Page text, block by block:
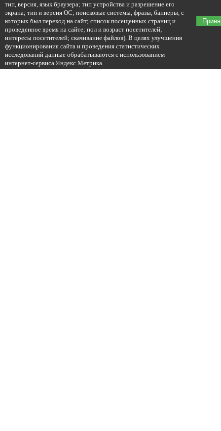
тип, версия, язык браузера; тип устройства и разрешение его
экрана; тип и версия ОС; поисковые системы, фразы, баннеры, с
которых был переход на сайт; список посещенных страниц и
проведенное время на сайте; пол и возраст посетителей;
интересы посетителей; скачивание файлов). В целях улучшения
функционирования сайта и проведения статистических
исследований данные обрабатываются с использованием
интернет-сервиса Яндекс Метрика.